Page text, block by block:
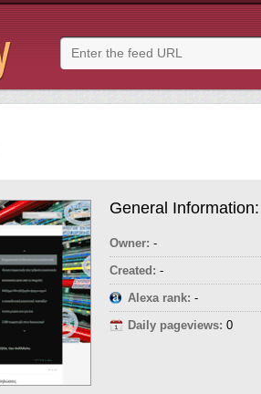
General Information:
Owner: -
Created: -
Alexa rank: -
Daily pageviews: 0